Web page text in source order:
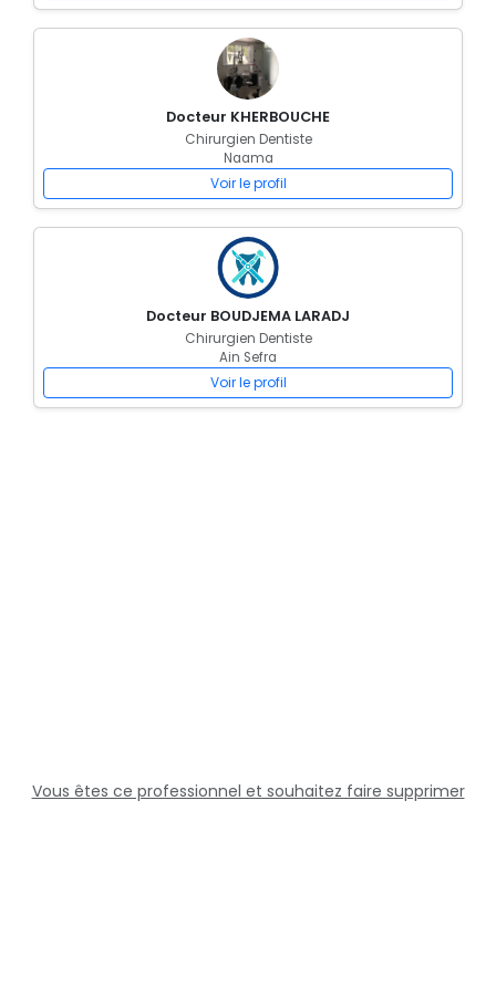
Docteur KHERBOUCHE
Chirurgien Dentiste
Naama
Voir le profil
Docteur BOUDJEMA LARADJ
Chirurgien Dentiste
Ain Sefra
Voir le profil
Vous êtes ce professionnel et souhaitez faire supprimer